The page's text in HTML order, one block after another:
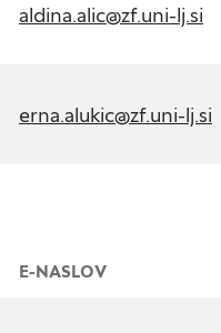
aldina.alic@zf.uni-lj.si
erna.alukic@zf.uni-lj.si
E-NASLOV